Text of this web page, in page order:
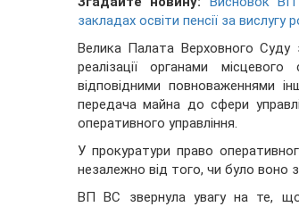
закладах освіти пенсії за вислугу
Велика Палата Верховного Суду
реалізації органами
відповідними повноваженнями
передача майна до сфери
оперативного управління.
У прокуратури право
незалежно від того, чи було воно
ВП ВС звернула увагу на те,